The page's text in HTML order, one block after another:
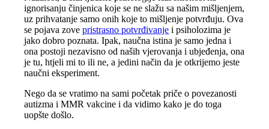
ignorisanju činjenica koje se ne slažu sa našim mišljenjem,
uz prihvatanje samo onih koje to mišljenje potvrđuju. Ova
se pojava zovepristrasno potvrđivanje i psiholozima je
jako dobro poznata. Ipak, naučna istina je samo jedna i
ona postoji nezavisno od naših vjerovanja i ubjeđenja, ona
je tu, htjeli mi to ili ne, a jedini način da je otkrijemo jeste
naučni eksperiment.
Nego da se vratimo na sami početak priče o povezanosti
autizma i MMR vakcine i da vidimo kako je do toga
uopšte došlo.